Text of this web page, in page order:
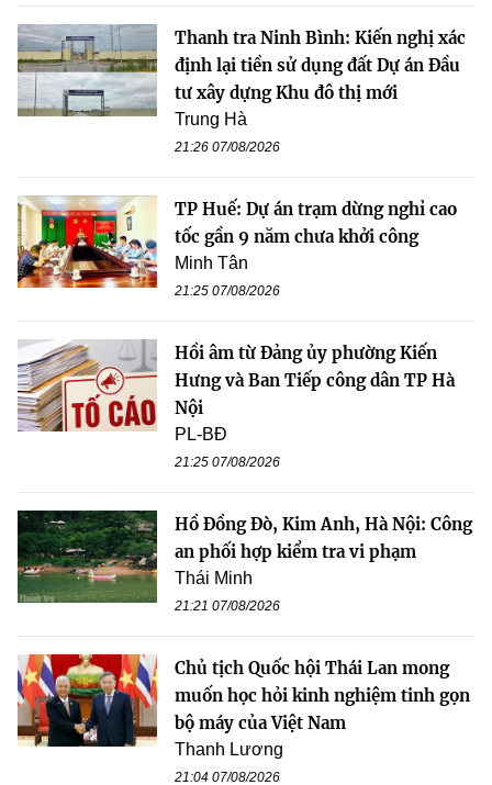
Thanh tra Ninh Bình: Kiến nghị xác
định lại tiền sử dụng đất Dự án Đầu
tư xây dựng Khu đô thị mới
Trung Hà
21:26 07/08/2026
TP Huế: Dự án trạm dừng nghỉ cao
tốc gần 9 năm chưa khởi công
Minh Tân
21:25 07/08/2026
Hồi âm từ Đảng ủy phường Kiến
Hưng và Ban Tiếp công dân TP Hà
Nội
PL-BĐ
21:25 07/08/2026
Hồ Đồng Đò, Kim Anh, Hà Nội: Công
an phối hợp kiểm tra vi phạm
Thái Minh
21:21 07/08/2026
Chủ tịch Quốc hội Thái Lan mong
muốn học hỏi kinh nghiệm tinh gọn
bộ máy của Việt Nam
Thanh Lương
21:04 07/08/2026